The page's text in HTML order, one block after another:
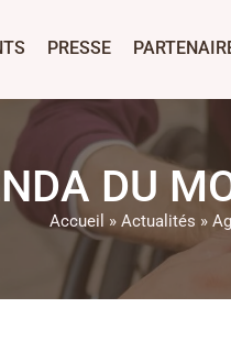
PRESSE
DU
Accueil » Actualités »